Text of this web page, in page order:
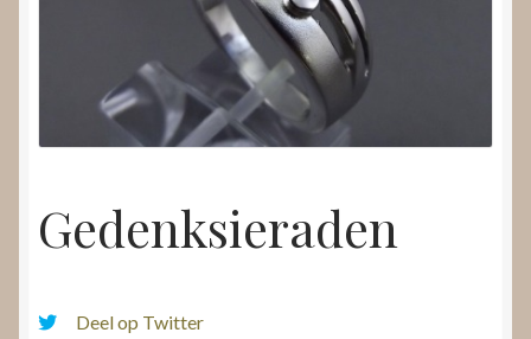
Submenu
uitvouwen
Gedenksieraden
Deel op Twitter